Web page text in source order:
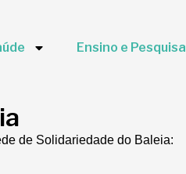
Ensino e Pesquisa
de Solidariedade do Baleia: